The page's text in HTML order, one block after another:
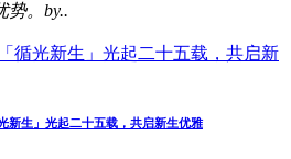
势。by..
新生」光起二十五载，共启新生优雅